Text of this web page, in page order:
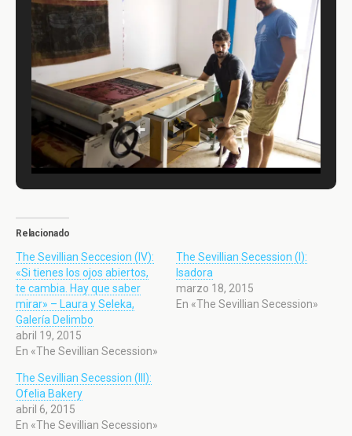
Relacionado
The Sevillian Seccesion (IV):
«Si tienes los ojos abiertos,
te cambia. Hay que saber
mirar» – Laura y Seleka,
Galería Delimbo
abril 19, 2015
En «The Sevillian Secession»
The Sevillian Secession (I):
Isadora
marzo 18, 2015
En «The Sevillian Secession»
The Sevillian Secession (III):
Ofelia Bakery
abril 6, 2015
En «The Sevillian Secession»